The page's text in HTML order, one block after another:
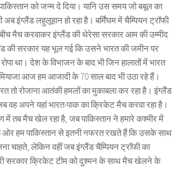
को जन्म दे दिया। यानि उस समय जो बबूल का
इंग्लैंड लहुलूहान हो रहा है। बर्मिंघम में चैम्पियन ट्रॉफी
मैच करवाकर इंग्लैंड की थेरेसा सरकार आम की उम्मीद
की सरकार यह भूल गई कि उसने भारत की जमीन पर
था। देश के विभाजन के बाद भी जिन हालातों में भारत
आज हम आजादी के 70 साल बाद भी उठा रहे हैं।
तो रोजाना आतंकी हमलों का मुकाबला कर रहा है। इंग्लैंड
वह अपने यहां भारत-पाक का क्रिकेट मैच करवा रहा है।
में तब मैच खेल रहा है, जब पाकिस्तान ने हमारे कश्मीर में
हम पाकिस्तान से इतनी नफरत रखते हैं कि उसके साथ
चाहते, लेकिन वहीं जब इंग्लैंड चैम्पियन ट्रॉफी का
सरकार क्रिकेट टीम को दुश्मन के साथ मैच खेलने के